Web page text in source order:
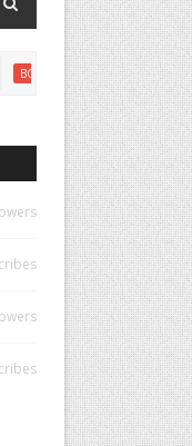
JAGUNG UNTUK PAKAN SAPI